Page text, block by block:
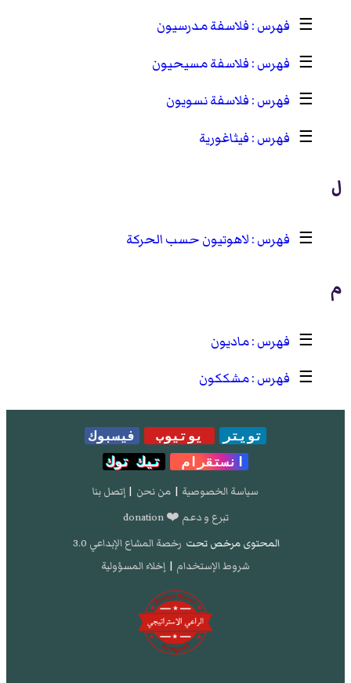
☰
فلاسفة مدرسيون
☰
فلاسفة مسيحيون
☰
فلاسفة نسويون
☰
فيثاغورية
ل
☰ لاهوتيون حسب الحركة
م
☰
ماديون
☰
مشككون
تويتر يوتيوب
فيسبوك
انستقرام
تيك توك
سياسة الخصوصية | من نحن | إتصل بنا
تبرع و دعم ❤️ donation
المحتوى مرخص تحت رخصة المشاع الإبداعي 3.0
شروط الإستخدام | إخلاء المسؤولية